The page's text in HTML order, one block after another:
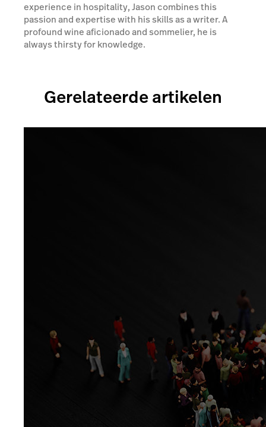
experience in hospitality, Jason combines this
passion and expertise with his skills as a writer. A
profound wine aficionado and sommelier, he is
always thirsty for knowledge.
Gerelateerde artikelen